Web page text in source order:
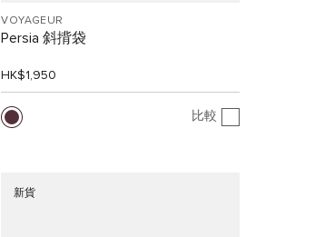
VOYAGEUR
Persia 斜揹袋
HK$1,950
比較
新貨